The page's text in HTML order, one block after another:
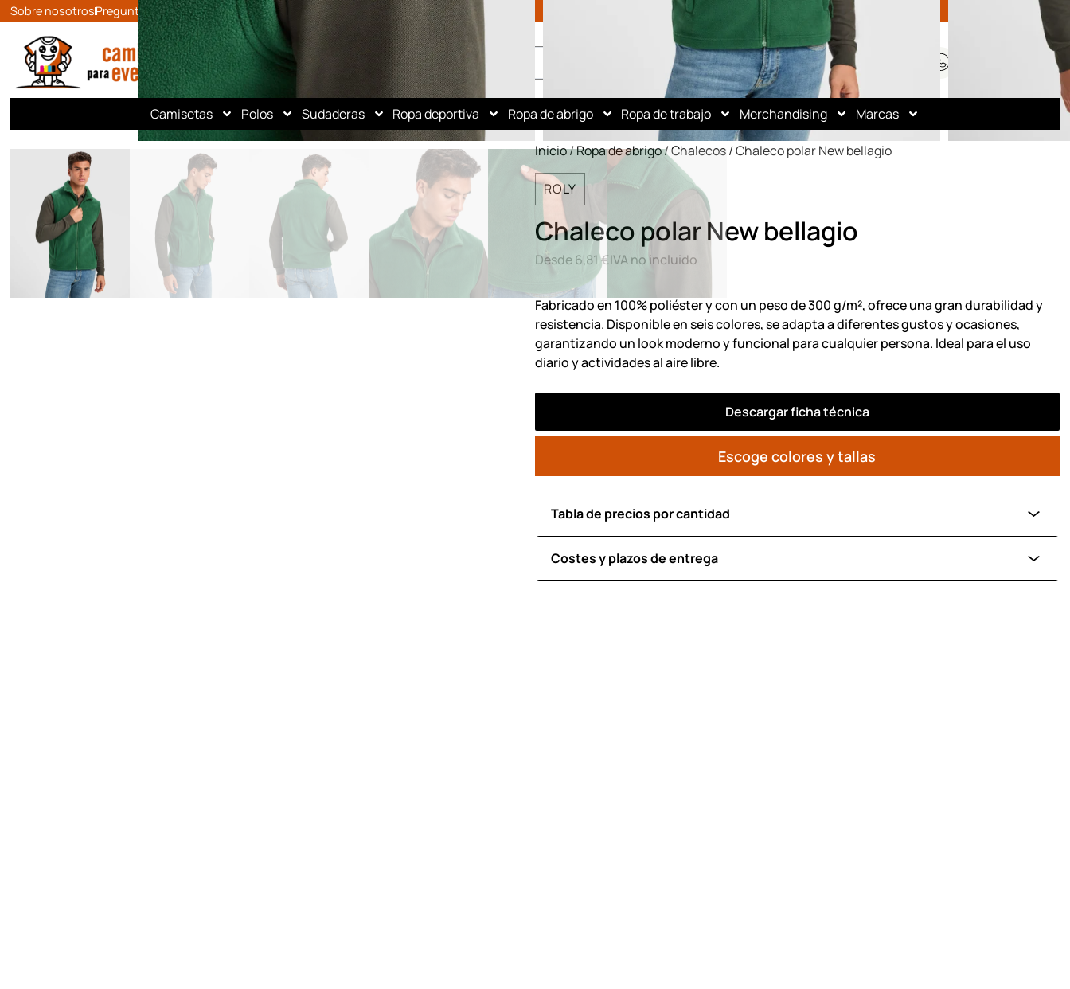
Sobre nosotrosPreguntas frecuentesContacto Regístrate
¿Dudas? Llámanos
(+34) 960 70 66 19 0,00 €
Camisetas Polos Sudaderas Ropa deportiva Ropa de abrigo Ropa de trabajo Merchandising Marcas
Inicio/Ropa de abrigo/Chalecos/ Chaleco polar New bellagio
ROLY
Chaleco polar New bellagio
Desde6,81€IVA no incluido
Fabricado en 100% poliéster y con un peso de 300 g/m², ofrece una gran durabilidad y
resistencia. Disponible en seis colores, se adapta a diferentes gustos y ocasiones,
garantizando un look moderno y funcional para cualquier persona. Ideal para el uso
diario y actividades al aire libre.
Descargar ficha técnica
Escoge colores y tallas
Tabla de precios por cantidad
Costes y plazos de entrega